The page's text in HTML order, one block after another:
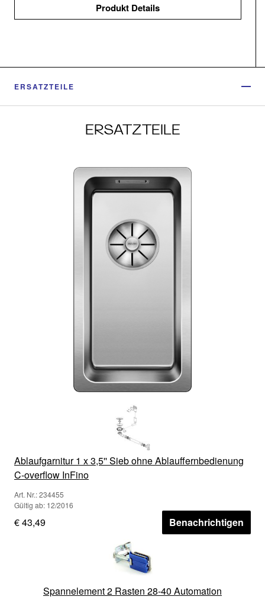
Produkt Details
ERSATZTEILE
ERSATZTEILE
Ablaufgarnitur 1 x 3,5'' Sieb ohne Ablauffernbedienung
C-overflow InFino
Art. Nr.: 234455
Gültig ab: 12/2016
€ 43,49 Benachrichtigen
Spannelement 2 Rasten 28-40 Automation